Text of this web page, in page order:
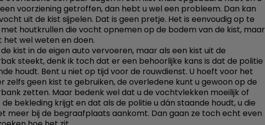
voorziening getroffen, dan hebt u wel een probleem. Dan kan
uit de kist sijpelen. Dat is geen pretje. Het is eenvoudig op te
met houtkrullen die vocht opnemen op de bodem van de kist, maar
het wel weten en doen.
kist in de eigen auto vervoeren, maar als een kist uit de
steekt, denk ik toch dat er een behoorlijke kans is dat de politie
houdt. Bent u niet op tijd voor de rouwdienst. U hoeft voor het
zelfs geen kist te gebruiken, de overledene kunt u gewoon op de
zetten. Maar bedenk wel dat u de vochtvlekken moeilijk of
de bekleding krijgt en dat als de politie u dán staande houdt, u die
meer bij de begraafplaats aankomt. Dan gaan ze toch echt even